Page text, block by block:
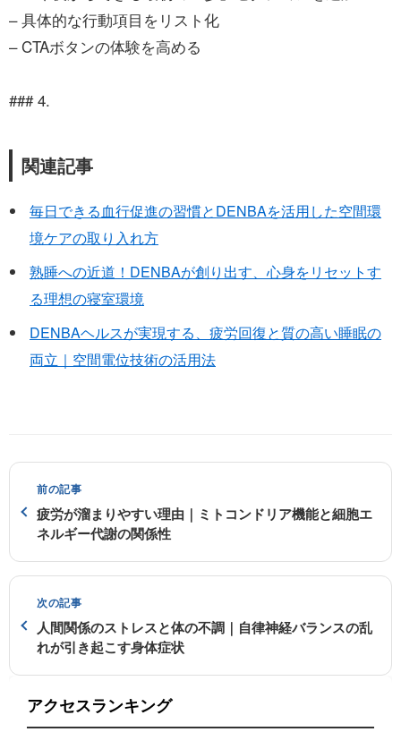
– 具体的な行動項目をリスト化
– CTAボタンの体験を高める
### 4.
関連記事
毎日できる血行促進の習慣とDENBAを活用した空間環
境ケアの取り入れ方
熟睡への近道！DENBAが創り出す、心身をリセットす
る理想の寝室環境
DENBAヘルスが実現する、疲労回復と質の高い睡眠の
両立｜空間電位技術の活用法
前の記事
疲労が溜まりやすい理由｜ミトコンドリア機能と細胞エ
ネルギー代謝の関係性
次の記事
人間関係のストレスと体の不調｜自律神経バランスの乱
れが引き起こす身体症状
アクセスランキング